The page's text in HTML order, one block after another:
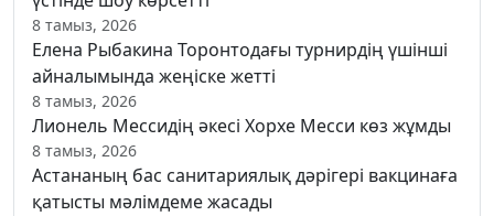
8 тамыз, 2026
Елена Рыбакина Торонтодағы турнирдің үшінші
айналымында жеңіске жетті
8 тамыз, 2026
Лионель Мессидің әкесі Хорхе Месси көз жұмды
8 тамыз, 2026
Астананың бас санитариялық дәрігері вакцинаға
қатысты мәлімдеме жасады